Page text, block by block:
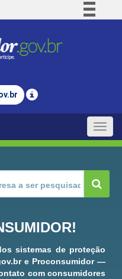
Comunica BR
Legislação
Toggle
sistemas de proteção
e Proconsumidor —
com consumidores